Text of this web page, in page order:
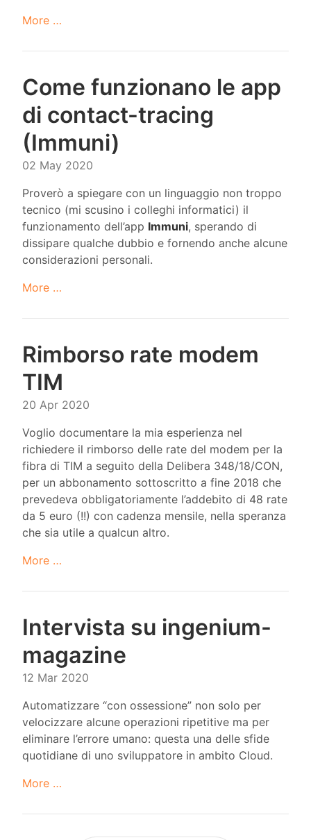
More …
Come funzionano le app
di contact-tracing
(Immuni)
02 May 2020
Proverò a spiegare con un linguaggio non troppo
tecnico (mi scusino i colleghi informatici) il
funzionamento dell’app Immuni, sperando di
dissipare qualche dubbio e fornendo anche alcune
considerazioni personali.
More …
Rimborso rate modem
TIM
20 Apr 2020
Voglio documentare la mia esperienza nel
richiedere il rimborso delle rate del modem per la
fibra di TIM a seguito della Delibera 348/18/CON,
per un abbonamento sottoscritto a fine 2018 che
prevedeva obbligatoriamente l’addebito di 48 rate
da 5 euro (!!) con cadenza mensile, nella speranza
che sia utile a qualcun altro.
More …
Intervista su ingenium-
magazine
12 Mar 2020
Automatizzare “con ossessione” non solo per
velocizzare alcune operazioni ripetitive ma per
eliminare l’errore umano: questa una delle sfide
quotidiane di uno sviluppatore in ambito Cloud.
More …